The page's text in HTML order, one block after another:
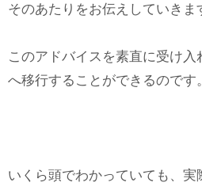
そのあたりをお伝えしていきま
このアドバイスを素直に受け
へ移行することができるのです。
いくら頭でわかっていても、